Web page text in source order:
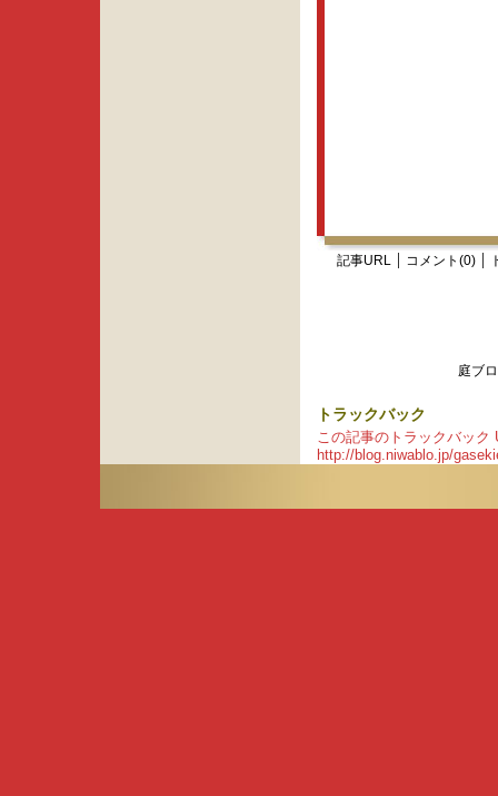
記事URL コメント(0)
庭ブ
トラックバック
この記事のトラックバック
http://blog.niwablo.jp/